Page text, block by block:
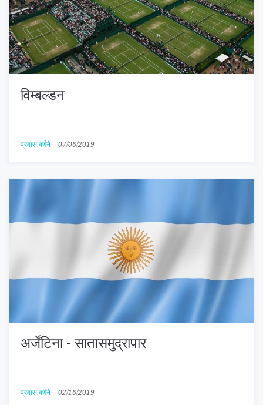
विम्बल्डन
प्रवास वर्णने - 07/06/2019
अर्जेंटिना - सातासमुद्रापार
प्रवास वर्णने - 02/16/2019